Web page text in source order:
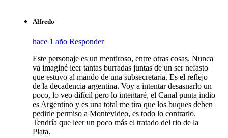
Alfredo
hace 1 año Responder
Este personaje es un mentiroso, entre otras cosas. Nunca
va imaginé leer tantas burradas juntas de un ser nefasto
que estuvo al mando de una subsecretaría. Es el reflejo
de la decadencia argentina. Voy a intentar desasnarlo un
poco, lo veo difícil pero lo intentaré, el Canal punta indio
es Argentino y es una total me tira que los buques deben
pedirle permiso a Montevideo, es todo lo contrario.
Tendría que leer un poco más el tratado del rio de la
Plata.